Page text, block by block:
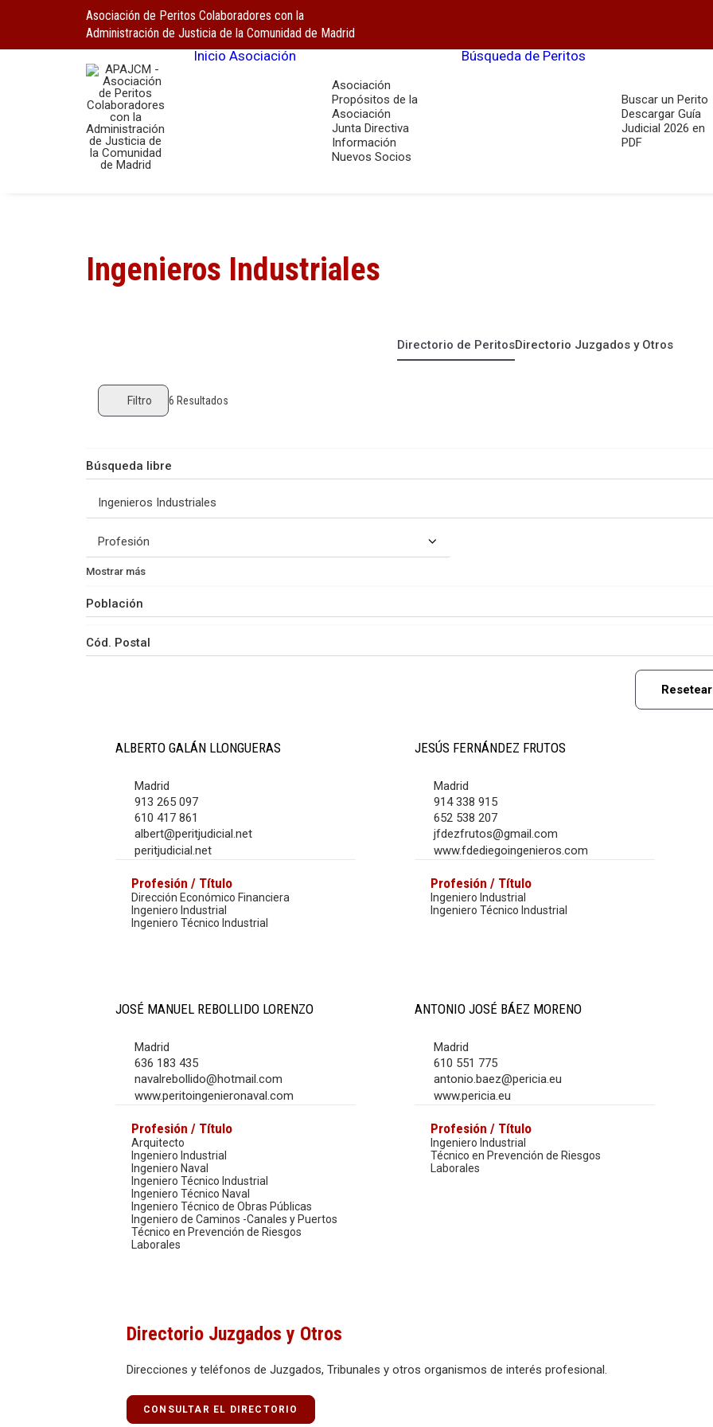
Asociación de Peritos Colaboradores con la
Administración de Justicia de la Comunidad de Madrid
Inicio Asociación
Asociación
Propósitos de la
Asociación
Junta Directiva
Información
Nuevos Socios
Búsqueda de Peritos
Buscar un Perito
Descargar Guía
Judicial 2026 en
PDF
Ingenieros Industriales
Directorio de PeritosDirectorio Juzgados y Otros
Filtro 6 Resultados
Mostrar más
ALBERTO GALÁN LLONGUERAS
Madrid
913 265 097
610 417 861
albert@peritjudicial.net
peritjudicial.net
Profesión / Título
Dirección Económico Financiera
Ingeniero Industrial
Ingeniero Técnico Industrial
JESÚS FERNÁNDEZ FRUTOS
Madrid
914 338 915
652 538 207
jfdezfrutos@gmail.com
www.fdediegoingenieros.com
Profesión / Título
Ingeniero Industrial
Ingeniero Técnico Industrial
JOSÉ MANUEL REBOLLIDO LORENZO
Madrid
636 183 435
navalrebollido@hotmail.com
www.peritoingenieronaval.com
Profesión / Título
Arquitecto
Ingeniero Industrial
Ingeniero Naval
Ingeniero Técnico Industrial
Ingeniero Técnico Naval
Ingeniero Técnico de Obras Públicas
Ingeniero de Caminos -Canales y Puertos
Técnico en Prevención de Riesgos
Laborales
ANTONIO JOSÉ BÁEZ MORENO
Madrid
610 551 775
antonio.baez@pericia.eu
www.pericia.eu
Profesión / Título
Ingeniero Industrial
Técnico en Prevención de Riesgos
Laborales
Directorio Juzgados y Otros
Direcciones y teléfonos de Juzgados, Tribunales y otros organismos de interés profesional.
CONSULTAR EL DIRECTORIO